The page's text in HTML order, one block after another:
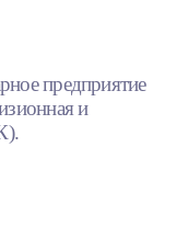
предприятие
и